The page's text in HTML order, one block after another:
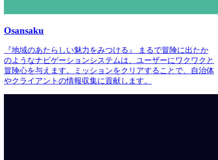
Osansaku
『地域のあたらしい魅力をみつける』 まるで冒険に出たか
のようなナビゲーションシステムは、ユーザーにワクワクと
冒険心を与えます。ミッションをクリアすることで、自治体
やクライアントの情報収集に貢献します。